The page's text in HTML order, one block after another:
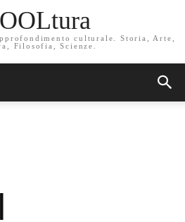
culturale. Storia, Arte,
Filosofia, Scienze.